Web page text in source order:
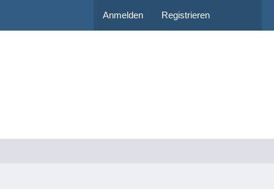
Anmelden Registrieren